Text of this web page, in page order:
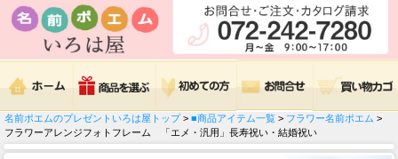
名前ポエムのプレゼントいろは屋トップ> ■商品アイテム一覧 > フラワー名前ポエム >
フラワーアレンジフォトフレーム 「エメ・汎用」長寿祝い・結婚祝い